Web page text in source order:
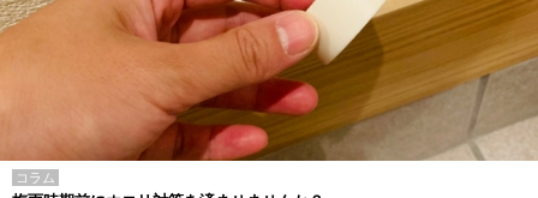
コラム